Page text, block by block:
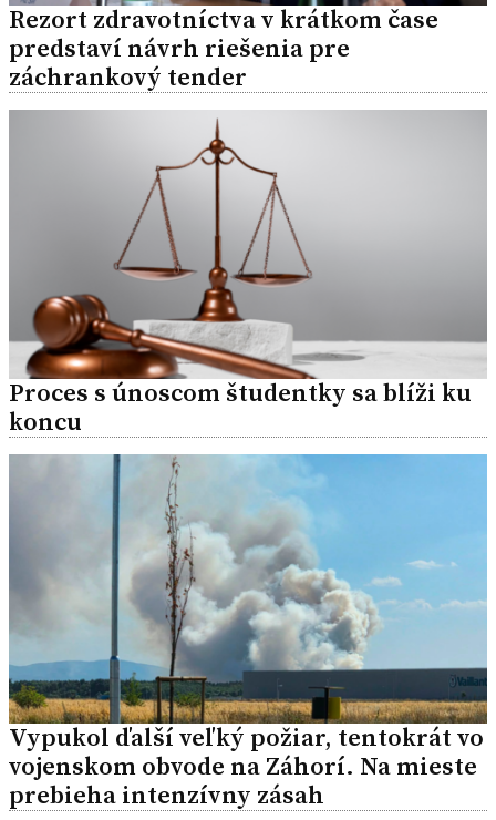
Rezort zdravotníctva v krátkom čase
predstaví návrh riešenia pre
záchrankový tender
Proces s únoscom študentky sa blíži ku
koncu
Vypukol ďalší veľký požiar, tentokrát vo
vojenskom obvode na Záhorí. Na mieste
prebieha intenzívny zásah